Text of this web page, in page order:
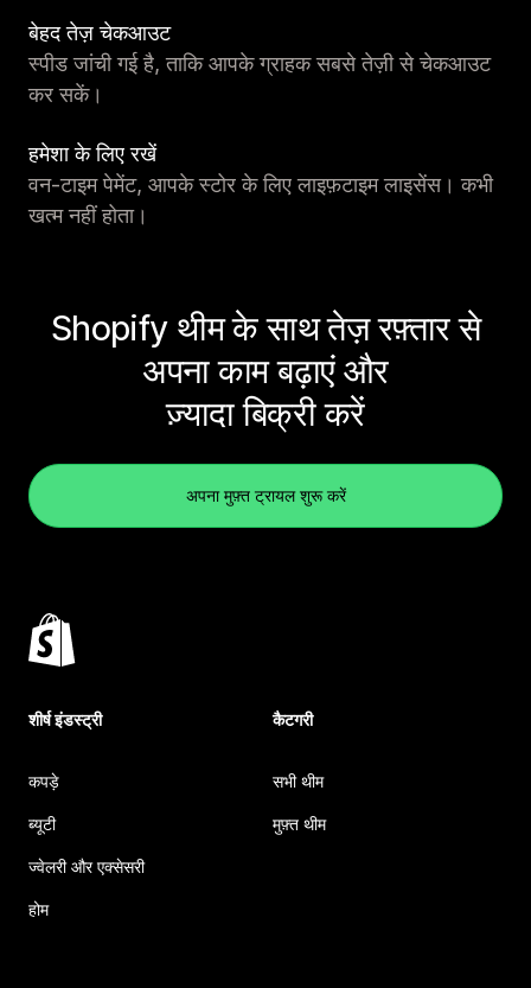
बेहद तेज़ चेकआउट
स्पीड जांची गई है, ताकि आपके ग्राहक सबसे तेज़ी से चेकआउट
कर सकें।
हमेशा के लिए रखें
वन-टाइम पेमेंट, आपके स्टोर के लिए लाइफ़टाइम लाइसेंस। कभी
खत्म नहीं होता।
Shopify थीम के साथ तेज़ रफ़्तार से
अपना काम बढ़ाएं और
ज़्यादा बिक्री करें
अपना मुफ़्त ट्रायल शुरू करें
शीर्ष इंडस्ट्री
कपड़े
ब्यूटी
ज्वेलरी और एक्सेसरी
होम
कैटगरी
सभी थीम
मुफ़्त थीम